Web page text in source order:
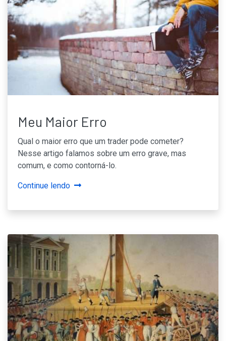
Meu Maior Erro
Qual o maior erro que um trader pode cometer?
Nesse artigo falamos sobre um erro grave, mas
comum, e como contorná-lo.
Continue lendo